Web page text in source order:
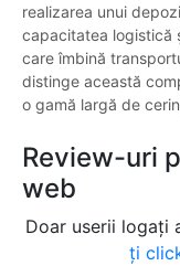
realizarea unui
capacitatea logistică
care îmbină
distinge această
o gamă largă de
Review-uri
web
Doar userii logați
ți